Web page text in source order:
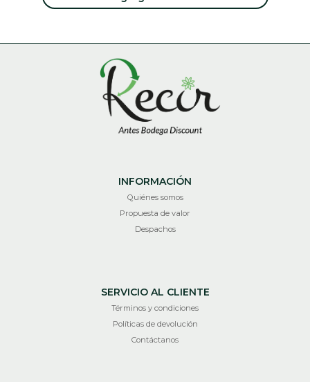
INFORMACIÓN
Quiénes somos
Propuesta de valor
Despachos
SERVICIO AL CLIENTE
Términos y condiciones
Políticas de devolución
Contáctanos